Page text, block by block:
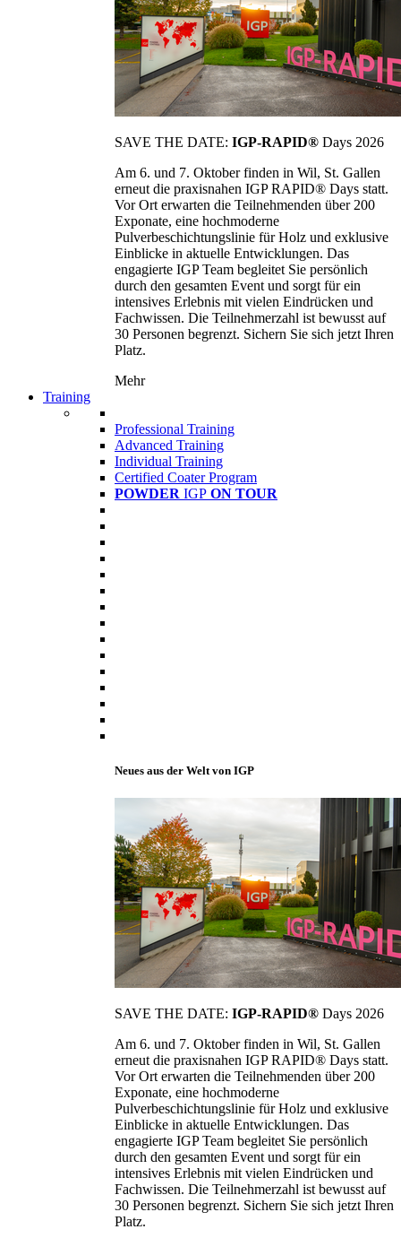
SAVE THE DATE: IGP-RAPID® Days 2026
Am 6. und 7. Oktober finden in Wil, St. Gallen
erneut die praxisnahen IGP RAPID® Days statt.
Vor Ort erwarten die Teilnehmenden über 200
Exponate, eine hochmoderne
Pulverbeschichtungslinie für Holz und exklusive
Einblicke in aktuelle Entwicklungen. Das
engagierte IGP Team begleitet Sie persönlich
durch den gesamten Event und sorgt für ein
intensives Erlebnis mit vielen Eindrücken und
Fachwissen. Die Teilnehmerzahl ist bewusst auf
30 Personen begrenzt. Sichern Sie sich jetzt Ihren
Platz.
Mehr
Training
Professional Training
Advanced Training
Individual Training
Certified Coater Program
POWDER IGP ON TOUR
Neues aus der Welt von IGP
SAVE THE DATE: IGP-RAPID® Days 2026
Am 6. und 7. Oktober finden in Wil, St. Gallen
erneut die praxisnahen IGP RAPID® Days statt.
Vor Ort erwarten die Teilnehmenden über 200
Exponate, eine hochmoderne
Pulverbeschichtungslinie für Holz und exklusive
Einblicke in aktuelle Entwicklungen. Das
engagierte IGP Team begleitet Sie persönlich
durch den gesamten Event und sorgt für ein
intensives Erlebnis mit vielen Eindrücken und
Fachwissen. Die Teilnehmerzahl ist bewusst auf
30 Personen begrenzt. Sichern Sie sich jetzt Ihren
Platz.